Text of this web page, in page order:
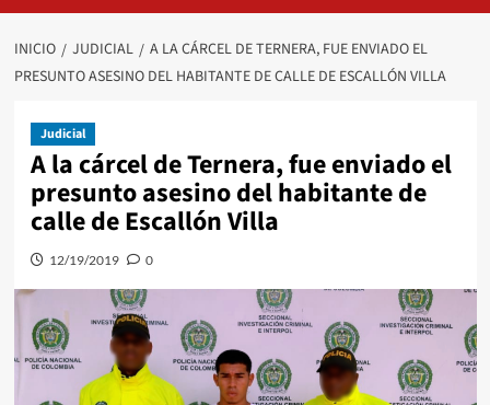
INICIO JUDICIAL
A LA CÁRCEL DE TERNERA, FUE ENVIADO EL
PRESUNTO ASESINO DEL HABITANTE DE CALLE DE ESCALLÓN VILLA
Judicial
A la cárcel de Ternera, fue enviado el
presunto asesino del habitante de
calle de Escallón Villa
12/19/2019 0